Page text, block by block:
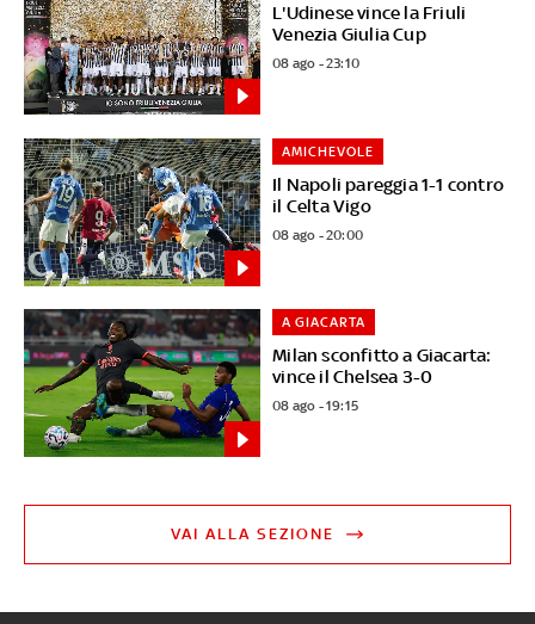
L'Udinese vince la Friuli
Venezia Giulia Cup
08 ago - 23:10
Il Napoli pareggia 1-1 contro
il Celta Vigo
AMICHEVOLE
08 ago - 20:00
Milan sconfitto a Giacarta:
vince il Chelsea 3-0
A GIACARTA
08 ago - 19:15
VAI ALLA SEZIONE